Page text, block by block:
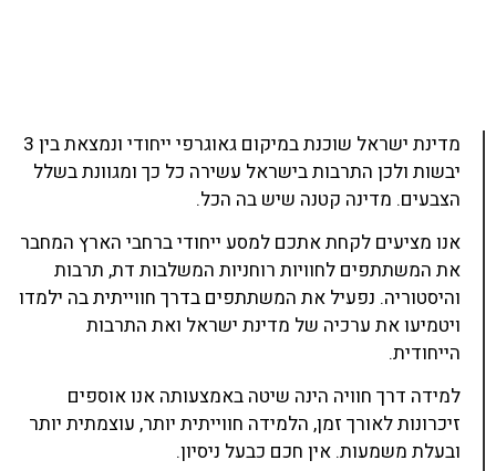
מדינת ישראל שוכנת במיקום גאוגרפי ייחודי ונמצאת בין 3
יבשות ולכן התרבות בישראל עשירה כל כך ומגוונת בשלל
הצבעים. מדינה קטנה שיש בה הכל.
אנו מציעים לקחת אתכם למסע ייחודי ברחבי הארץ המחבר
את המשתתפים לחוויות רוחניות המשלבות דת, תרבות
והיסטוריה. נפעיל את המשתתפים בדרך חווייתית בה ילמדו
ויטמיעו את ערכיה של מדינת ישראל ואת התרבות
הייחודית.
למידה דרך חוויה הינה שיטה באמצעותה אנו אוספים
זיכרונות לאורך זמן, הלמידה חווייתית יותר, עוצמתית יותר
ובעלת משמעות. אין חכם כבעל ניסיון.